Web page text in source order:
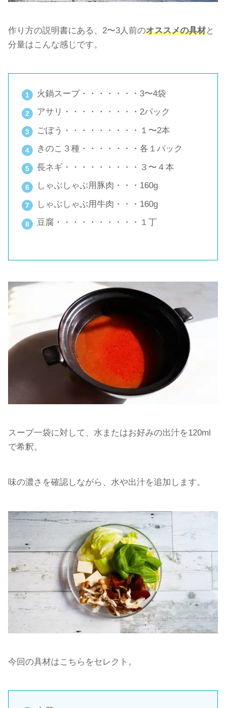
作り方の説明書にある、2〜3人前のオススメの具材と
分量はこんな感じです。
火鍋スープ・・・・・・・3〜4袋
アサリ・・・・・・・・・2パック
ごぼう・・・・・・・・・１〜2本
きのこ３種・・・・・・・各１パック
長ネギ・・・・・・・・・３〜４本
しゃぶしゃぶ用豚肉・・・160g
しゃぶしゃぶ用牛肉・・・160g
豆腐・・・・・・・・・・１丁
スープ一袋に対して、水またはお好みの出汁を120ml
で希釈。
味の濃さを確認しながら、水や出汁を追加します。
今回の具材はこちらをセレクト。